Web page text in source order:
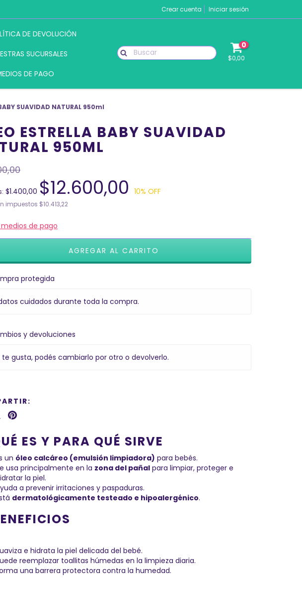
Crear cuenta Iniciar sesión
DE DEVOLUCIÓN
SUCURSALES
DE PAGO
0
$0,00
SUAVIDAD NATURAL 950ml
ESTRELLA BABY SUAVIDAD
950ML
$1.400,00 $12.600,00 10% OFF
impuestos $10.413,22
de pago
protegida
cuidados durante toda la compra.
y devoluciones
te gusta, podés cambiarlo por otro o devolverlo.
ES Y PARA QUÉ SIRVE
un óleo calcáreo (emulsión limpiadora) para bebés.
usa principalmente en la zona del pañal para limpiar, proteger e
la piel.
a prevenir irritaciones y paspaduras.
dermatológicamente testeado e hipoalergénico.
e hidrata la piel delicada del bebé.
reemplazar toallitas húmedas en la limpieza diaria.
una barrera protectora contra la humedad.